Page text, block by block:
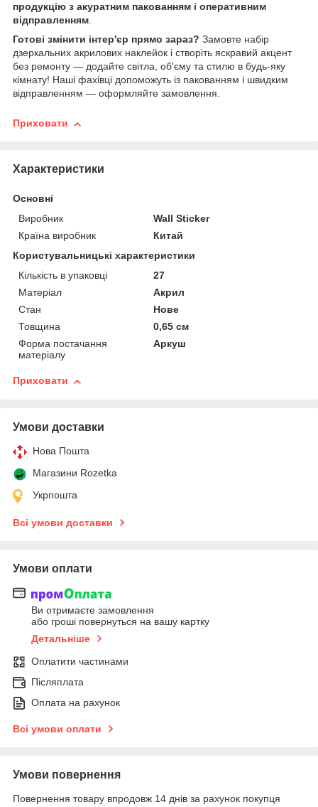
продукцію з акуратним пакованням і оперативним
відправленням.
Готові змінити інтер'єр прямо зараз? Замовте набір
дзеркальних акрилових наклейок і створіть яскравий акцент
без ремонту — додайте світла, об'єму та стилю в будь-яку
кімнату! Наші фахівці допоможуть із пакованням і швидким
відправленням — оформляйте замовлення.
Приховати
Характеристики
Основні
Виробник
Wall Sticker
Країна виробник
Китай
Користувальницькі характеристики
Кількість в упаковці
27
Матеріал
Акрил
Стан
Нове
Товщина
0,65 см
Форма постачання
матеріалу
Аркуш
Приховати
Умови доставки
Нова Пошта
Магазини Rozetka
Укрпошта
Всі умови доставки
Умови оплати
Ви отримаєте замовлення
або гроші повернуться на вашу картку
Детальніше
Оплатити частинами
Післяплата
Оплата на рахунок
Всі умови оплати
Умови повернення
Повернення товару впродовж 14 днів за рахунок покупця